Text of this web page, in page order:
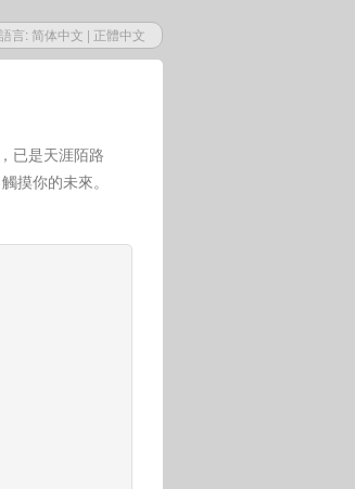
語言: 简体中文 | 正體中文
已是天涯陌路
摸你的未來。